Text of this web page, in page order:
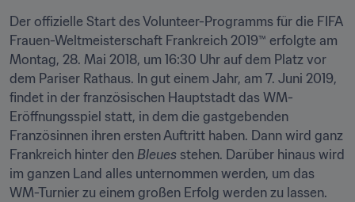
Der offizielle Start des Volunteer-Programms für die FIFA
Frauen-Weltmeisterschaft Frankreich 2019™ erfolgte am
Montag, 28. Mai 2018, um 16:30 Uhr auf dem Platz vor
dem Pariser Rathaus. In gut einem Jahr, am 7. Juni 2019,
findet in der französischen Hauptstadt das WM-
Eröffnungsspiel statt, in dem die gastgebenden
Französinnen ihren ersten Auftritt haben. Dann wird ganz
Frankreich hinter den Bleues stehen. Darüber hinaus wird
im ganzen Land alles unternommen werden, um das
WM-Turnier zu einem großen Erfolg werden zu lassen.